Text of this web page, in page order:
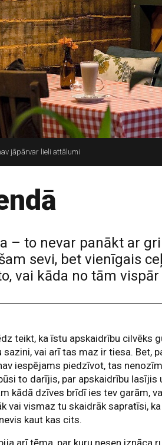
jāpārvar lieli attālumi
– to nevar panākt ar
sevi, bet vienīgais
vai kāda no tām
teikt, ka īstu apskaidrību cilvēks
sazini, vai arī tas maz ir tiesa. Bet,
iespējams piedzīvot, tas
to darījis, par apskaidrību lasījis
kādā dzīves brīdī ies tev garām,
vai vismaz tu skaidrāk sapratīsi,
kaut kas cits.
arī tēma, par kuru nesen iznāca